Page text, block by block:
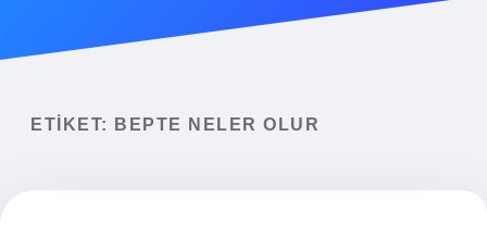
Yasal Uyarı
ETIKET: BEPTE NELER OLUR